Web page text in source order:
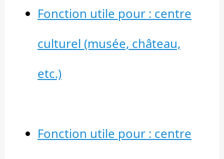
Fonction utile pour : centre
culturel (musée, château,
etc.)
Fonction utile pour : centre